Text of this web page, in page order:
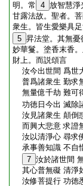
明。常 4 放智慧淨
甘露法故。聖者。
衆生。皆生愛樂具
5 昇法堂。其無
妙華鬘。塗香末香
財上。而説頌言
汝今出世間 爲世
普爲諸衆生 勤求
無量億千劫 難可
功徳日今出 滅除
汝見諸衆生 顛倒
而興大悲意 求證
汝以清淨心 尋求
承事善知識 不自
7 汝於諸世間
其心普無礙 清淨
汝修菩提行 功徳